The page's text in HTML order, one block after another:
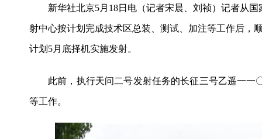
新华社北京5月18日电（记者宋晨、刘祯）记者从国
射中心按计划完成技术区总装、测试、加注等工作后，
计划5月底择机实施发射。
此前，执行天问二号发射任务的长征三号乙遥一一
等工作。